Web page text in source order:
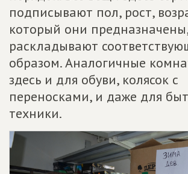
подписывают пол, рост,
который они предназначены,
раскладывают
образом. Аналогичные
здесь и для обуви, колясок с
переносками, и даже для
техники.